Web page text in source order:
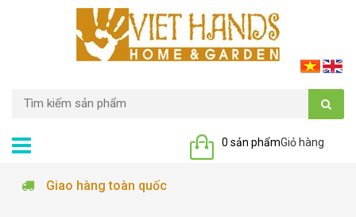
Giỏ hàng
0 sản phẩm
Giao hàng toàn quốc